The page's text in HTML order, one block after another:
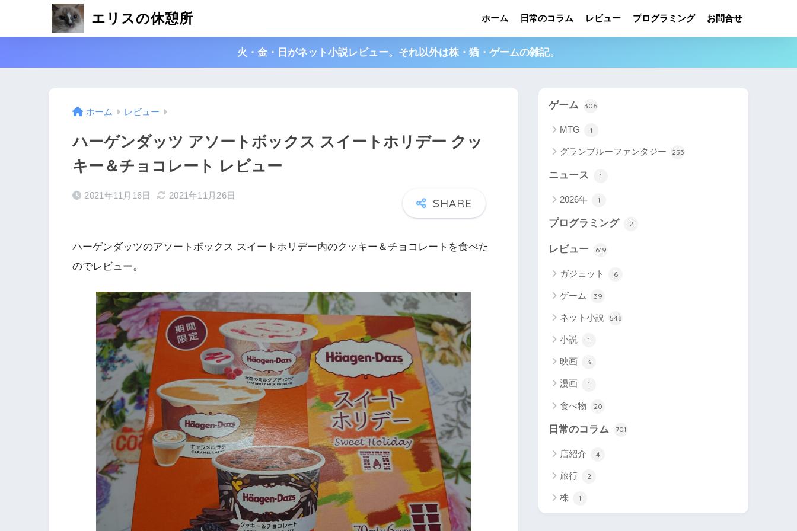
エリスの休憩所 ホーム 日常のコラム レビュー プログラミング お問合せ
火・金・日がネット小説レビュー。それ以外は株・猫・ゲームの雑記。
ホーム レビュー
ハーゲンダッツ アソートボックス スイートホリデー クッ
キー＆チョコレート レビュー
2021年11月16日 2021年11月26日
ハーゲンダッツのアソートボックス スイートホリデー内のクッキー＆チョコレートを食べた
のでレビュー。
ゲーム 306
MTG 1
グランブルーファンタジー 253
ニュース 1
2026年 1
プログラミング 2
レビュー 619
ガジェット 6
ゲーム 39
ネット小説 548
小説 1
映画 3
漫画 1
食べ物 20
日常のコラム 701
店紹介 4
旅行 2
株 1